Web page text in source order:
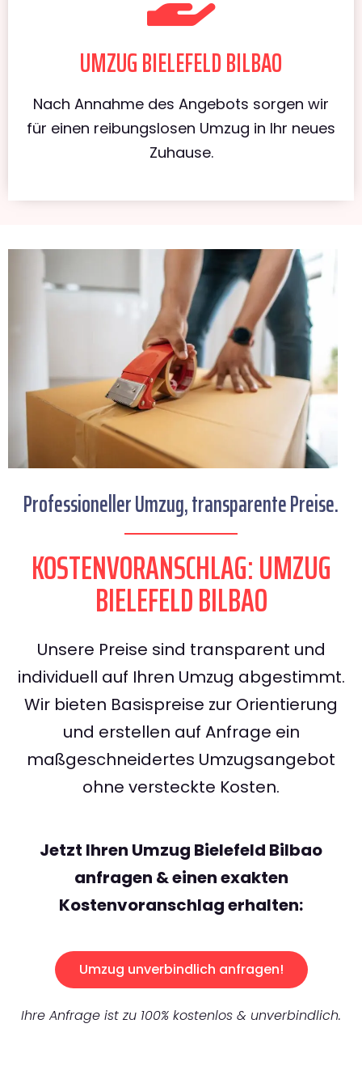
UMZUG BIELEFELD BILBAO
Nach Annahme des Angebots sorgen wir
für einen reibungslosen Umzug in Ihr neues
Zuhause.
Professioneller Umzug, transparente Preise.
KOSTENVORANSCHLAG: UMZUG
BIELEFELD BILBAO
Unsere Preise sind transparent und
individuell auf Ihren Umzug abgestimmt.
Wir bieten Basispreise zur Orientierung
und erstellen auf Anfrage ein
maßgeschneidertes Umzugsangebot
ohne versteckte Kosten.
Jetzt Ihren Umzug Bielefeld Bilbao
anfragen & einen exakten
Kostenvoranschlag erhalten:
Umzug unverbindlich anfragen!
Ihre Anfrage ist zu 100% kostenlos & unverbindlich.